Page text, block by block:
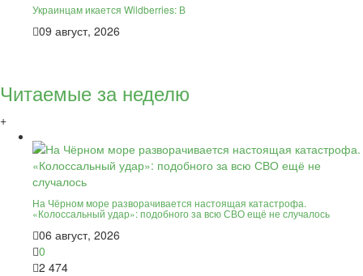
Украинцам икается Wildberries: В
09 август, 2026
Читаемые за неделю
+
На Чёрном море разворачивается настоящая катастрофа.
«Колоссальный удар»: подобного за всю СВО ещё не случалось
06 август, 2026
0
2 474